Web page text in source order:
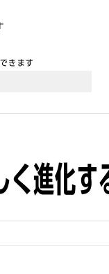
きます
く進化す